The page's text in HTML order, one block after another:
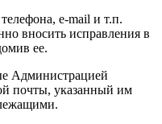
e-mail и т.п.
вносить исправления в
ее.
Администрацией
почты, указанный им